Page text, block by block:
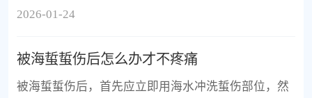
2026-01-24
被海蜇蜇伤后怎么办才不疼痛
被海蜇蜇伤后，首先应立即用海水冲洗蜇伤部位，然